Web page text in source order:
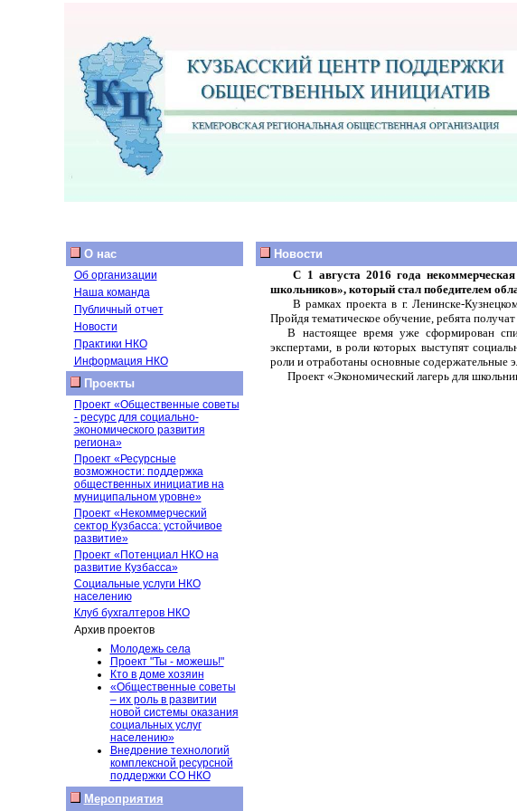
О нас
Об организации
Наша команда
Публичный отчет
Новости
Практики НКО
Информация НКО
Проекты
Проект «Общественные советы
- ресурс для социально-
экономического развития
региона»
Проект «Ресурсные
возможности: поддержка
общественных инициатив на
муниципальном уровне»
Проект «Некоммерческий
сектор Кузбасса: устойчивое
развитие»
Проект «Потенциал НКО на
развитие Кузбасса»
Социальные услуги НКО
населению
Клуб бухгалтеров НКО
Архив проектов
Молодежь села
Проект "Ты - можешь!"
Кто в доме хозяин
«Общественные советы
– их роль в развитии
новой системы оказания
социальных услуг
населению»
Внедрение технологий
комплексной ресурсной
поддержки СО НКО
Мероприятия
Новости
С 1 августа 2016 года
школьников», который стал победителем
В рамках проекта в г. Ленинске-
Пройдя тематическое обучение, ребята
В настоящее время уже сформирован
экспертами, в роли которых выступят
роли и отработаны основные содержательные
Проект «Экономический лагерь для